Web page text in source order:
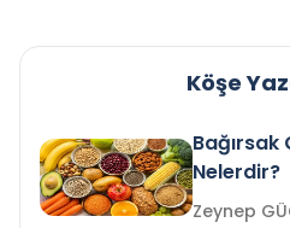
Köşe
Bağırsak
Nelerdir?